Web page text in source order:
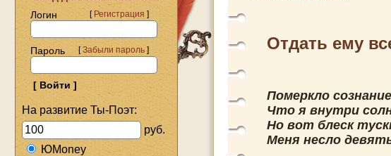
Логин
[Регистрация]
Пароль [Забыли пароль]
На развитие Ты-Поэт:
руб.
ЮMoney
Отдать ему
Померкло
Что я внутри
Но вот блеск
Меня несло